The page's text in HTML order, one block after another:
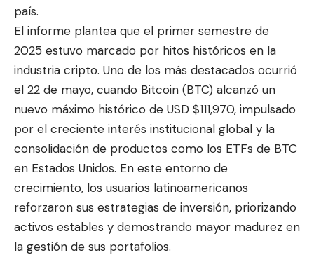
país.
El informe plantea que el primer semestre de
2025 estuvo marcado por hitos históricos en la
industria cripto. Uno de los más destacados ocurrió
el 22 de mayo, cuando Bitcoin (BTC) alcanzó un
nuevo máximo histórico de USD $111,970, impulsado
por el creciente interés institucional global y la
consolidación de productos como los ETFs de BTC
en Estados Unidos. En este entorno de
crecimiento, los usuarios latinoamericanos
reforzaron sus estrategias de inversión, priorizando
activos estables y demostrando mayor madurez en
la gestión de sus portafolios.